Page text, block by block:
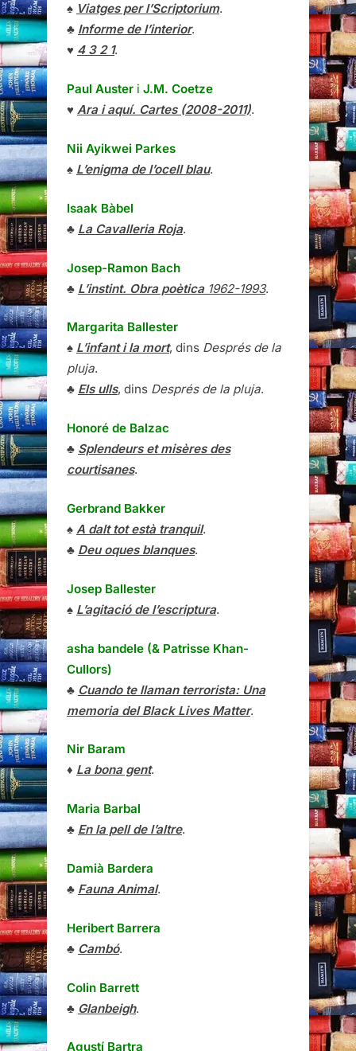
♠ Viatges per l’Scriptorium.
♣ Informe de l’interior.
♥ 4 3 2 1.
Paul Auster i J.M. Coetze
♥ Ara i aquí. Cartes (2008-2011).
Nii Ayikwei Parkes
♠ L’enigma de l’ocell blau.
Isaak Bàbel
♣ La Cavalleria Roja.
Josep-Ramon Bach
♣ L’instint. Obra poètica1962-1993.
Margarita Ballester
♠ L’infant i la mort, dins Després de la
pluja.
♣ Els ulls, dins Després de la pluja.
Honoré de Balzac
♣ Splendeurs et misères des
courtisanes.
Gerbrand Bakker
♠ A dalt tot està tranquil.
♣ Deu oques blanques.
Josep Ballester
♠ L’agitació de l’escriptura.
asha bandele (& Patrisse Khan-
Cullors)
♣ Cuando te llaman terrorista: Una
memoria del Black Lives Matter.
Nir Baram
♦ La bona gent.
Maria Barbal
♣ En la pell de l’altre.
Damià Bardera
♣ Fauna Animal.
Heribert Barrera
♣ Cambó.
Colin Barrett
♣ Glanbeigh.
Agustí Bartra